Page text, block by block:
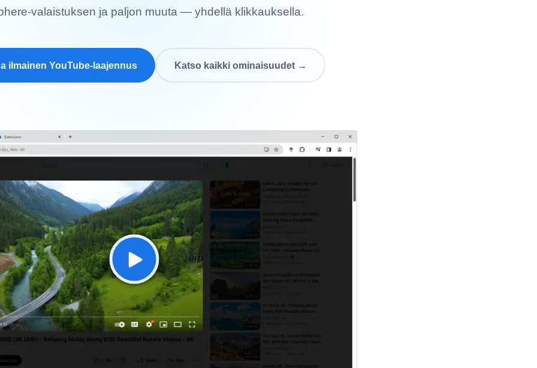
valaistuksen ja paljon muuta — yhdellä klikkauksella.
ilmainen YouTube-laajennus Katso kaikki ominaisuudet →